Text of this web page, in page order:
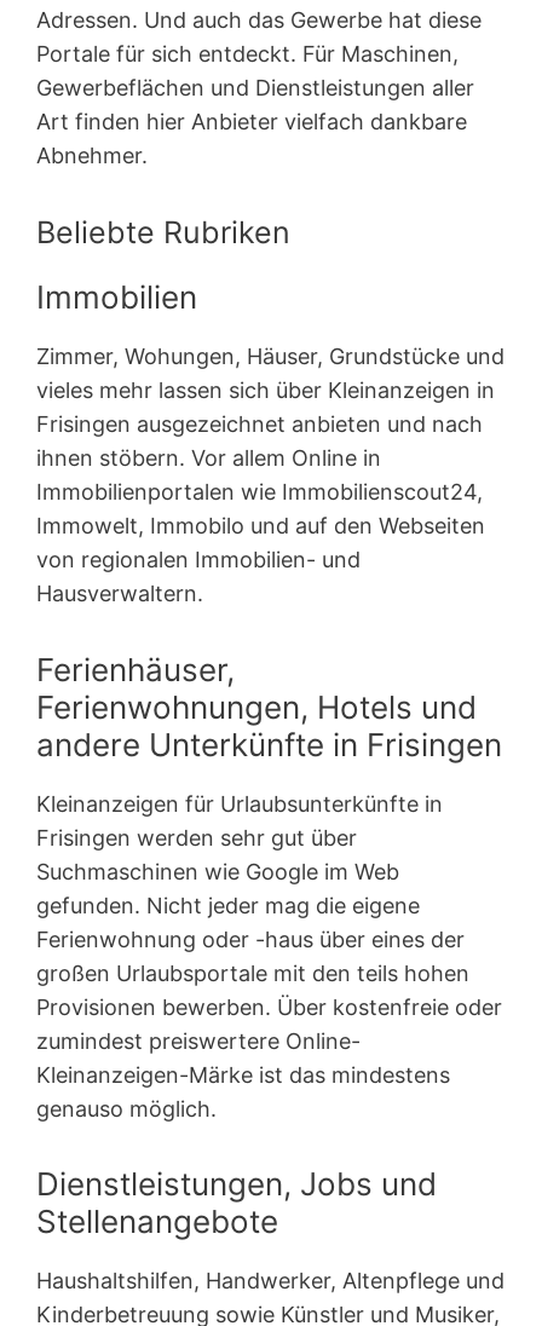
Adressen. Und auch das Gewerbe hat diese
Portale für sich entdeckt. Für Maschinen,
Gewerbeflächen und Dienstleistungen aller
Art finden hier Anbieter vielfach dankbare
Abnehmer.
Beliebte Rubriken
Immobilien
Zimmer, Wohungen, Häuser, Grundstücke und
vieles mehr lassen sich über Kleinanzeigen in
Frisingen ausgezeichnet anbieten und nach
ihnen stöbern. Vor allem Online in
Immobilienportalen wie Immobilienscout24,
Immowelt, Immobilo und auf den Webseiten
von regionalen Immobilien- und
Hausverwaltern.
Ferienhäuser,
Ferienwohnungen, Hotels und
andere Unterkünfte in Frisingen
Kleinanzeigen für Urlaubsunterkünfte in
Frisingen werden sehr gut über
Suchmaschinen wie Google im Web
gefunden. Nicht jeder mag die eigene
Ferienwohnung oder -haus über eines der
großen Urlaubsportale mit den teils hohen
Provisionen bewerben. Über kostenfreie oder
zumindest preiswertere Online-
Kleinanzeigen-Märke ist das mindestens
genauso möglich.
Dienstleistungen, Jobs und
Stellenangebote
Haushaltshilfen, Handwerker, Altenpflege und
Kinderbetreuung sowie Künstler und Musiker,